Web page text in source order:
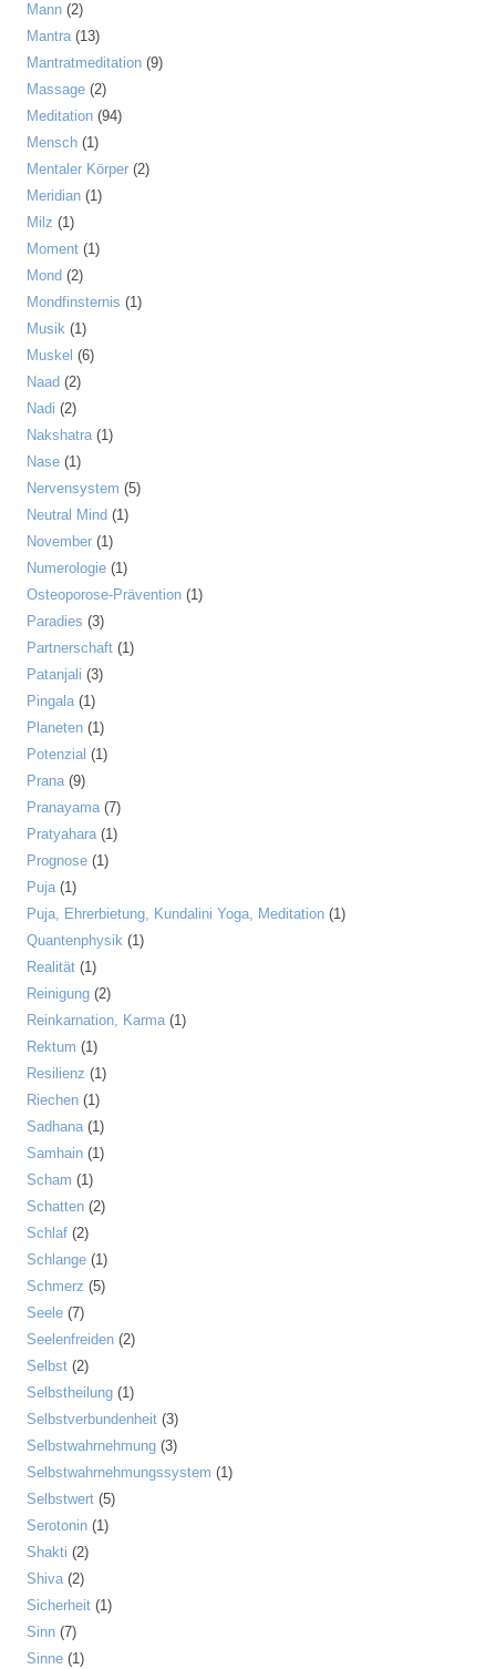
Mann (2)
Mantra(13)
Mantratmeditation (9)
Massage (2)
Meditation (94)
Mensch (1)
Mentaler Körper (2)
Meridian (1)
Milz (1)
Moment (1)
Mond (2)
Mondfinsternis (1)
Musik (1)
Muskel (6)
Naad (2)
Nadi (2)
Nakshatra(1)
Nase (1)
Nervensystem (5)
Neutral Mind (1)
November (1)
Numerologie (1)
Osteoporose-Prävention (1)
Paradies (3)
Partnerschaft (1)
Patanjali (3)
Pingala(1)
Planeten (1)
Potenzial (1)
Prana(9)
Pranayama(7)
Pratyahara(1)
Prognose (1)
Puja(1)
Puja, Ehrerbietung, Kundalini Yoga, Meditation (1)
Quantenphysik (1)
Realität (1)
Reinigung (2)
Reinkarnation, Karma(1)
Rektum (1)
Resilienz (1)
Riechen (1)
Sadhana(1)
Samhain (1)
Scham (1)
Schatten (2)
Schlaf (2)
Schlange (1)
Schmerz (5)
Seele (7)
Seelenfreiden (2)
Selbst (2)
Selbstheilung (1)
Selbstverbundenheit (3)
Selbstwahrnehmung (3)
Selbstwahrnehmungssystem (1)
Selbstwert (5)
Serotonin (1)
Shakti (2)
Shiva(2)
Sicherheit (1)
Sinn (7)
Sinne (1)